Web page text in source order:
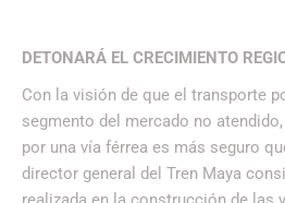
DETONARÁ EL CRECIMIENTO
Con la visión de que el transporte
segmento del mercado no
por una vía férrea es más seguro
director general del Tren Maya